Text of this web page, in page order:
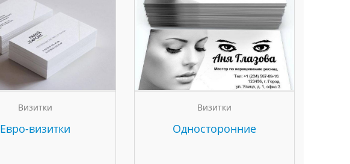
Визитки
Евро-визитки
Визитки
Односторонние